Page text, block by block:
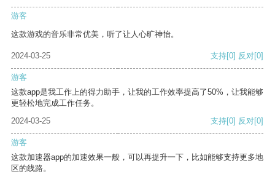
游客
这款游戏的音乐非常优美，听了让人心旷神怡。
2024-03-25 支持[0] 反对[0]
游客
这款app是我工作上的得力助手，让我的工作效率提高了50%，让我能够
更轻松地完成工作任务。
2024-03-25
支持[0] 反对[0]
游客
这款加速器app的加速效果一般，可以再提升一下，比如能够支持更多地
区的线路。